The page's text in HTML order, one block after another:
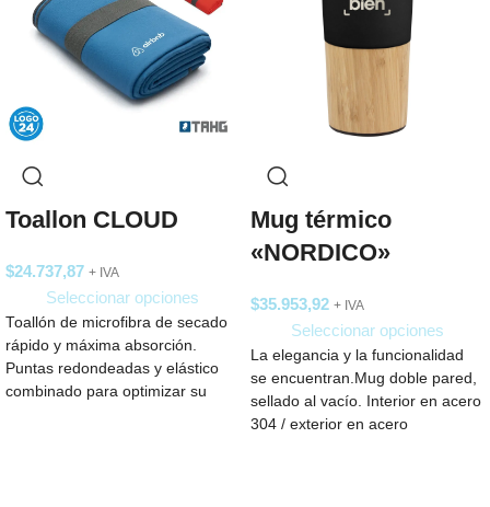
Toallon CLOUD
$24.737,87 + IVA
Seleccionar opciones
Toallón de microfibra de secado
rápido y máxima absorción.
Puntas redondeadas y elástico
combinado para optimizar su
Mug térmico
«NORDICO»
$35.953,92 + IVA
Seleccionar opciones
La elegancia y la funcionalidad
se encuentran.Mug doble pared,
sellado al vacío. Interior en acero
304 / exterior en acero